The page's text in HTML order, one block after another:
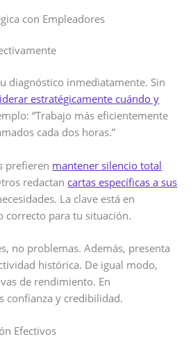
con Empleadores
diagnóstico inmediatamente. Sin
estratégicamente cuándo y
“Trabajo más eficientemente
cada dos horas.”
prefieren mantener silencio total
redactan cartas específicas a sus
La clave está en
correcto para tu situación.
no problemas. Además, presenta
histórica. De igual modo,
de rendimiento. En
confianza y credibilidad.
Efectivos